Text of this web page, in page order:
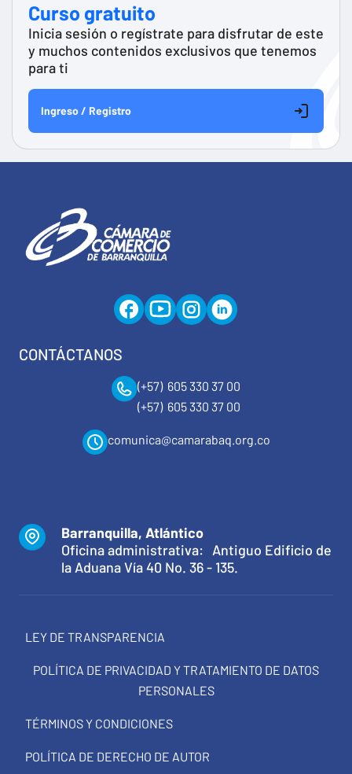
Curso gratuito
Inicia sesión o regístrate para disfrutar de este
y muchos contenidos exclusivos que tenemos
para ti
Ingreso / Registro
CONTÁCTANOS
(+57) 605 330 37 00
(+57) 605 330 37 00
comunica@camarabaq.org.co
Barranquilla, Atlántico
Oficina administrativa: Antiguo Edificio de
la Aduana Vía 40 No. 36 - 135.
LEY DE TRANSPARENCIA
POLÍTICA DE PRIVACIDAD Y TRATAMIENTO DE DATOS
PERSONALES
TÉRMINOS Y CONDICIONES
POLÍTICA DE DERECHO DE AUTOR